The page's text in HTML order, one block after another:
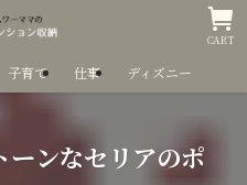
CART
子育て 仕事 ディズニー
ーンなセリアのポ